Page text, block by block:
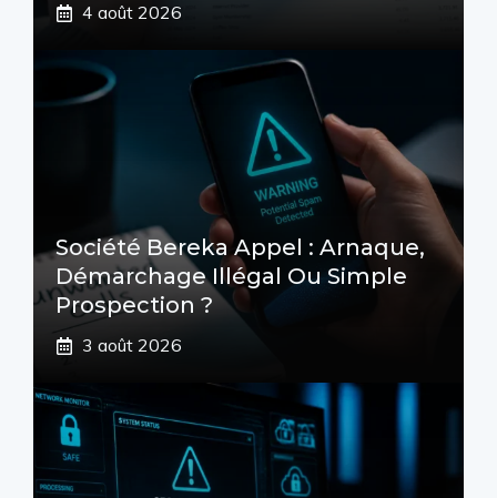
4 août 2026
Société Bereka Appel : Arnaque,
Démarchage Illégal Ou Simple
Prospection ?
3 août 2026